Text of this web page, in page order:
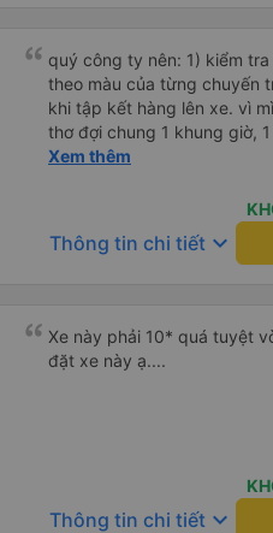
nào, &quot;B Bạn bị sao
bạn vậy?&quot; Bây giờ là
bằng xe bu lông Limousine.
tôi quá ngu ngốc. Tôi vẫn
nếu không có tài xế... Cảm
quý công ty nên: 1) kiểm tra và dán tem hành lý cho khách
theo màu của từng chuyến
khi tập kết hàng lên xe. vì
thơ đợi chung 1 khung giờ, 1 địa điểm. vì là
của quý công ty nên rất hài
cải thiện ngày một phát triển. 2) đồng nhất về cách giao
và CSKH nhẹ nhàng, chu
là nhà xe được yêu thích và lựa
thời sinh viên"
Xem thêm
Thông tin chi tiết keyboard_arrow_down
Xe này phải 10* quá tuyệt
đặt xe này ạ....
Thông tin chi tiết keyboard_arrow_down